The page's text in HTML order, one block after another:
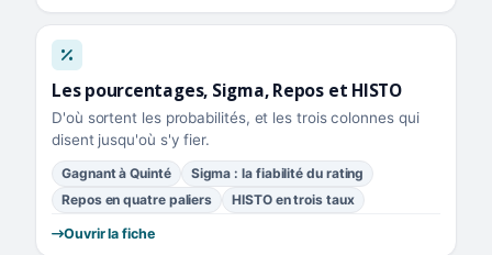
Les pourcentages, Sigma, Repos et HISTO
D'où sortent les probabilités, et les trois colonnes qui
disent jusqu'où s'y fier.
Gagnant à Quinté
Sigma : la fiabilité du rating
Repos en quatre paliers
HISTO en trois taux
Ouvrir la fiche